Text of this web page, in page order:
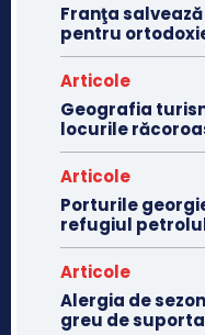
Franţa
pentru
Articole
Geografia
locurile
Articole
Porturile
refugiul
Articole
Alergia de
greu de